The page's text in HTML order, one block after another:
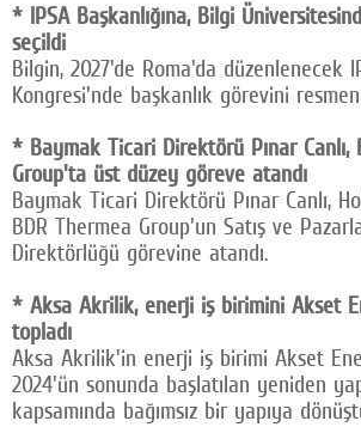
* IPSA Başkanlığına, Bilgi
seçildi
Bilgin, 2027'de Roma'da düzenlenecek
Kongresi'nde başkanlık görevini
* Baymak Ticari Direktörü Pınar Canlı,
Group'ta üst düzey göreve atandı
Baymak Ticari Direktörü Pınar Canlı,
BDR Thermea Group'un Satış ve
Direktörlüğü görevine atandı.
* Aksa Akrilik, enerji iş birimini Akset
topladı
Aksa Akrilik'in enerji iş birimi Akset
2024'ün sonunda başlatılan yeniden
kapsamında bağımsız bir yapıya